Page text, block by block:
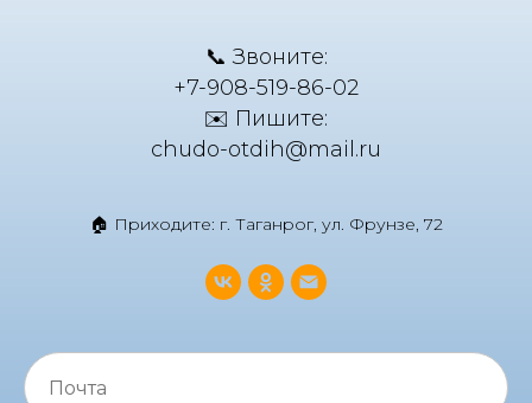
📞 Звоните:
+7-908-519-86-02
✉️ Пишите:
chudo-otdih@mail.ru
🏠 Приходите: г. Таганрог, ул. Фрунзе, 72